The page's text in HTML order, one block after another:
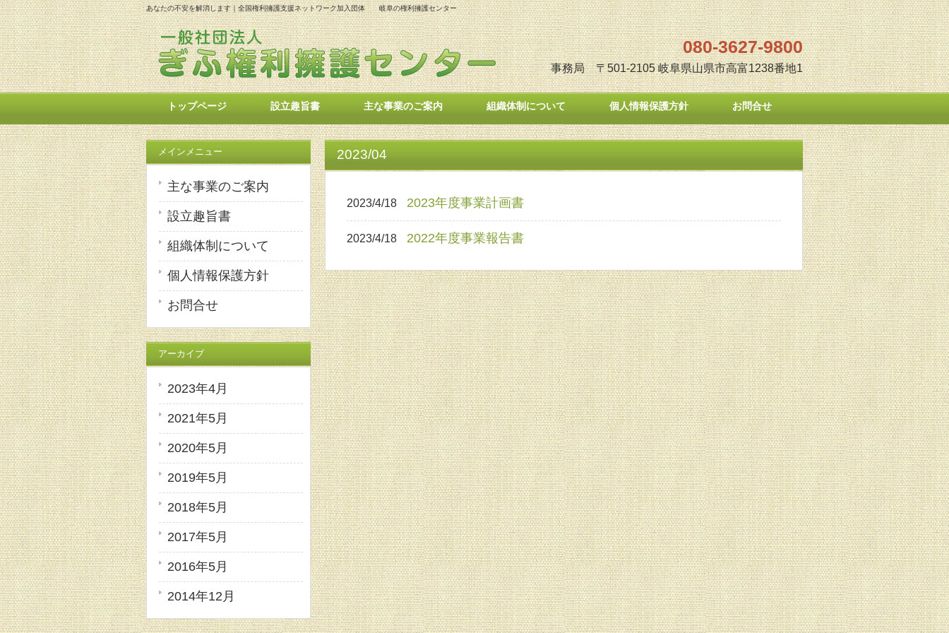
あなたの不安を解消します｜全国権利擁護支援ネットワーク加入団体 岐阜の権利擁護センター
080-3627-9800
事務局 〒501-2105 岐阜県山県市高富1238番地1
トップページ 設立趣旨書 主な事業のご案内 組織体制について 個人情報保護方針 お問合せ
2023/04
2023/4/18 2023年度事業計画書
2023/4/18 2022年度事業報告書
メインメニュー
主な事業のご案内
設立趣旨書
組織体制について
個人情報保護方針
お問合せ
アーカイブ
2023年4月
2021年5月
2020年5月
2019年5月
2018年5月
2017年5月
2016年5月
2014年12月